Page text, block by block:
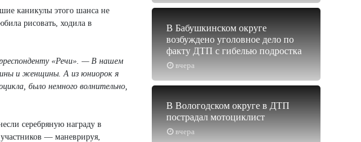
каникулы этого шанса не
рисовать, ходила в
«Речи». — В нашем
и женщины. А из юниорок я
было немного волнительно,
серебряную награду в
— маневрируя,
вчера
В Бабушкинском округе
возбуждено уголовное дело по
факту ДТП с гибелью подростка
вчера
В Вологодском округе в ДТП
пострадал мотоциклист